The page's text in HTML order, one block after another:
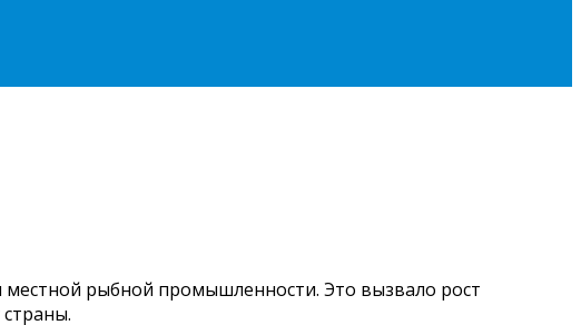
рыбной промышленности. Это вызвало рост